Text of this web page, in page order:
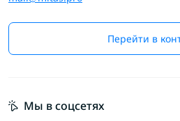
Перейти в
Мы в соцсетях